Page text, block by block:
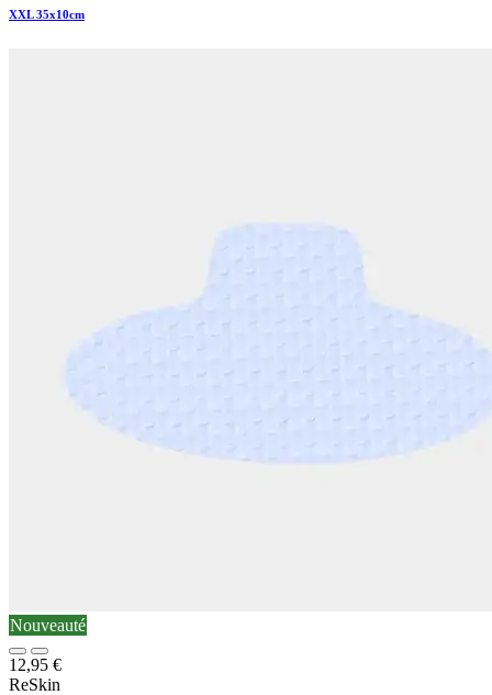
XXL 35x10cm
Nouveauté
12,95 €
ReSkin